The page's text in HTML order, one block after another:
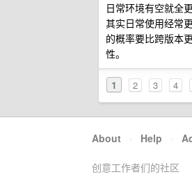
日常环境有空就全
其实日常使用经常
的概率要比跨版本
性。
1 2 3 4
About · Help ·
创意工作者们的社区